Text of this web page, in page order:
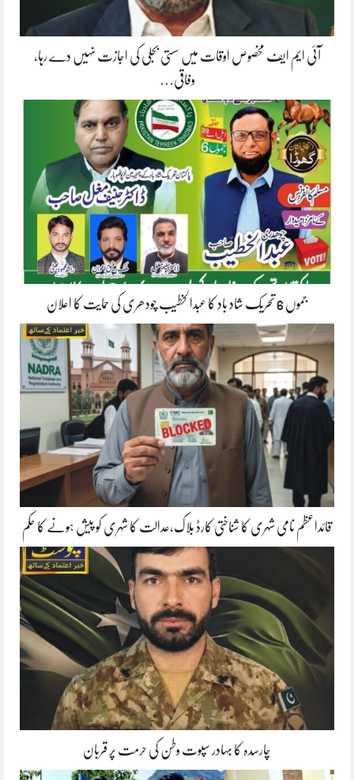
آئی ایم ایف مخصوص اوقات میں سستی بجلی کی اجازت نہیں دے رہا،
وفاقی…
جموں 6 تحریک شاد باد کا عبدالخطیب چودھری کی حمایت کا اعلان
قائداعظم نامی شہری کا شناختی کارڈ بلاک،عدالت کا شہری کو پیش ہونے کا حکم
چارسدہ کا بہادر سپوت وطن کی حرمت پر قربان